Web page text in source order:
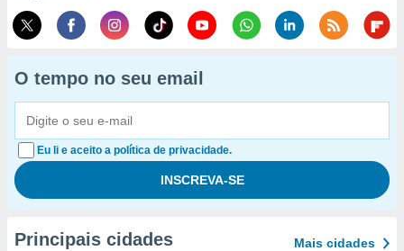
O tempo no seu email
Eu li e aceito a política de privacidade.
Principais cidades Mais cidades